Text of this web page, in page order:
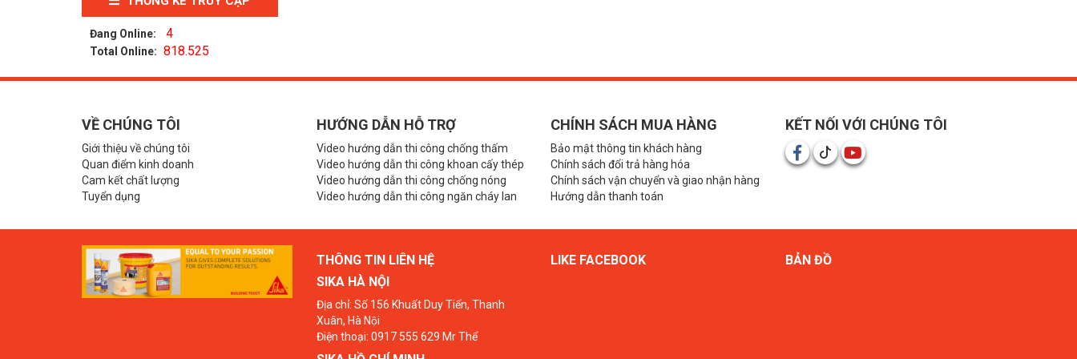
Đang Online: 4
Total Online: 818.525
VỀ CHÚNG TÔI
Giới thiệu về chúng tôi
Quan điểm kinh doanh
Cam kết chất lượng
Tuyển dụng
HƯỚNG DẪN HỖ TRỢ
Video hướng dẫn thi công chống thấm
Video hướng dẫn thi công khoan cấy thép
Video hướng dẫn thi công chống nóng
Video hướng dẫn thi công ngăn cháy lan
CHÍNH SÁCH MUA HÀNG
Bảo mật thông tin khách hàng
Chính sách đổi trả hàng hóa
Chính sách vận chuyển và giao nhận hàng
Hướng dẫn thanh toán
KẾT NỐI VỚI CHÚNG TÔI
THÔNG TIN LIÊN HỆ
SIKA HÀ NỘI
Địa chỉ: Số 156 Khuất Duy Tiến, Thanh
Xuân, Hà Nội
Điện thoại: 0917 555 629 Mr Thể
LIKE FACEBOOK BẢN ĐỒ